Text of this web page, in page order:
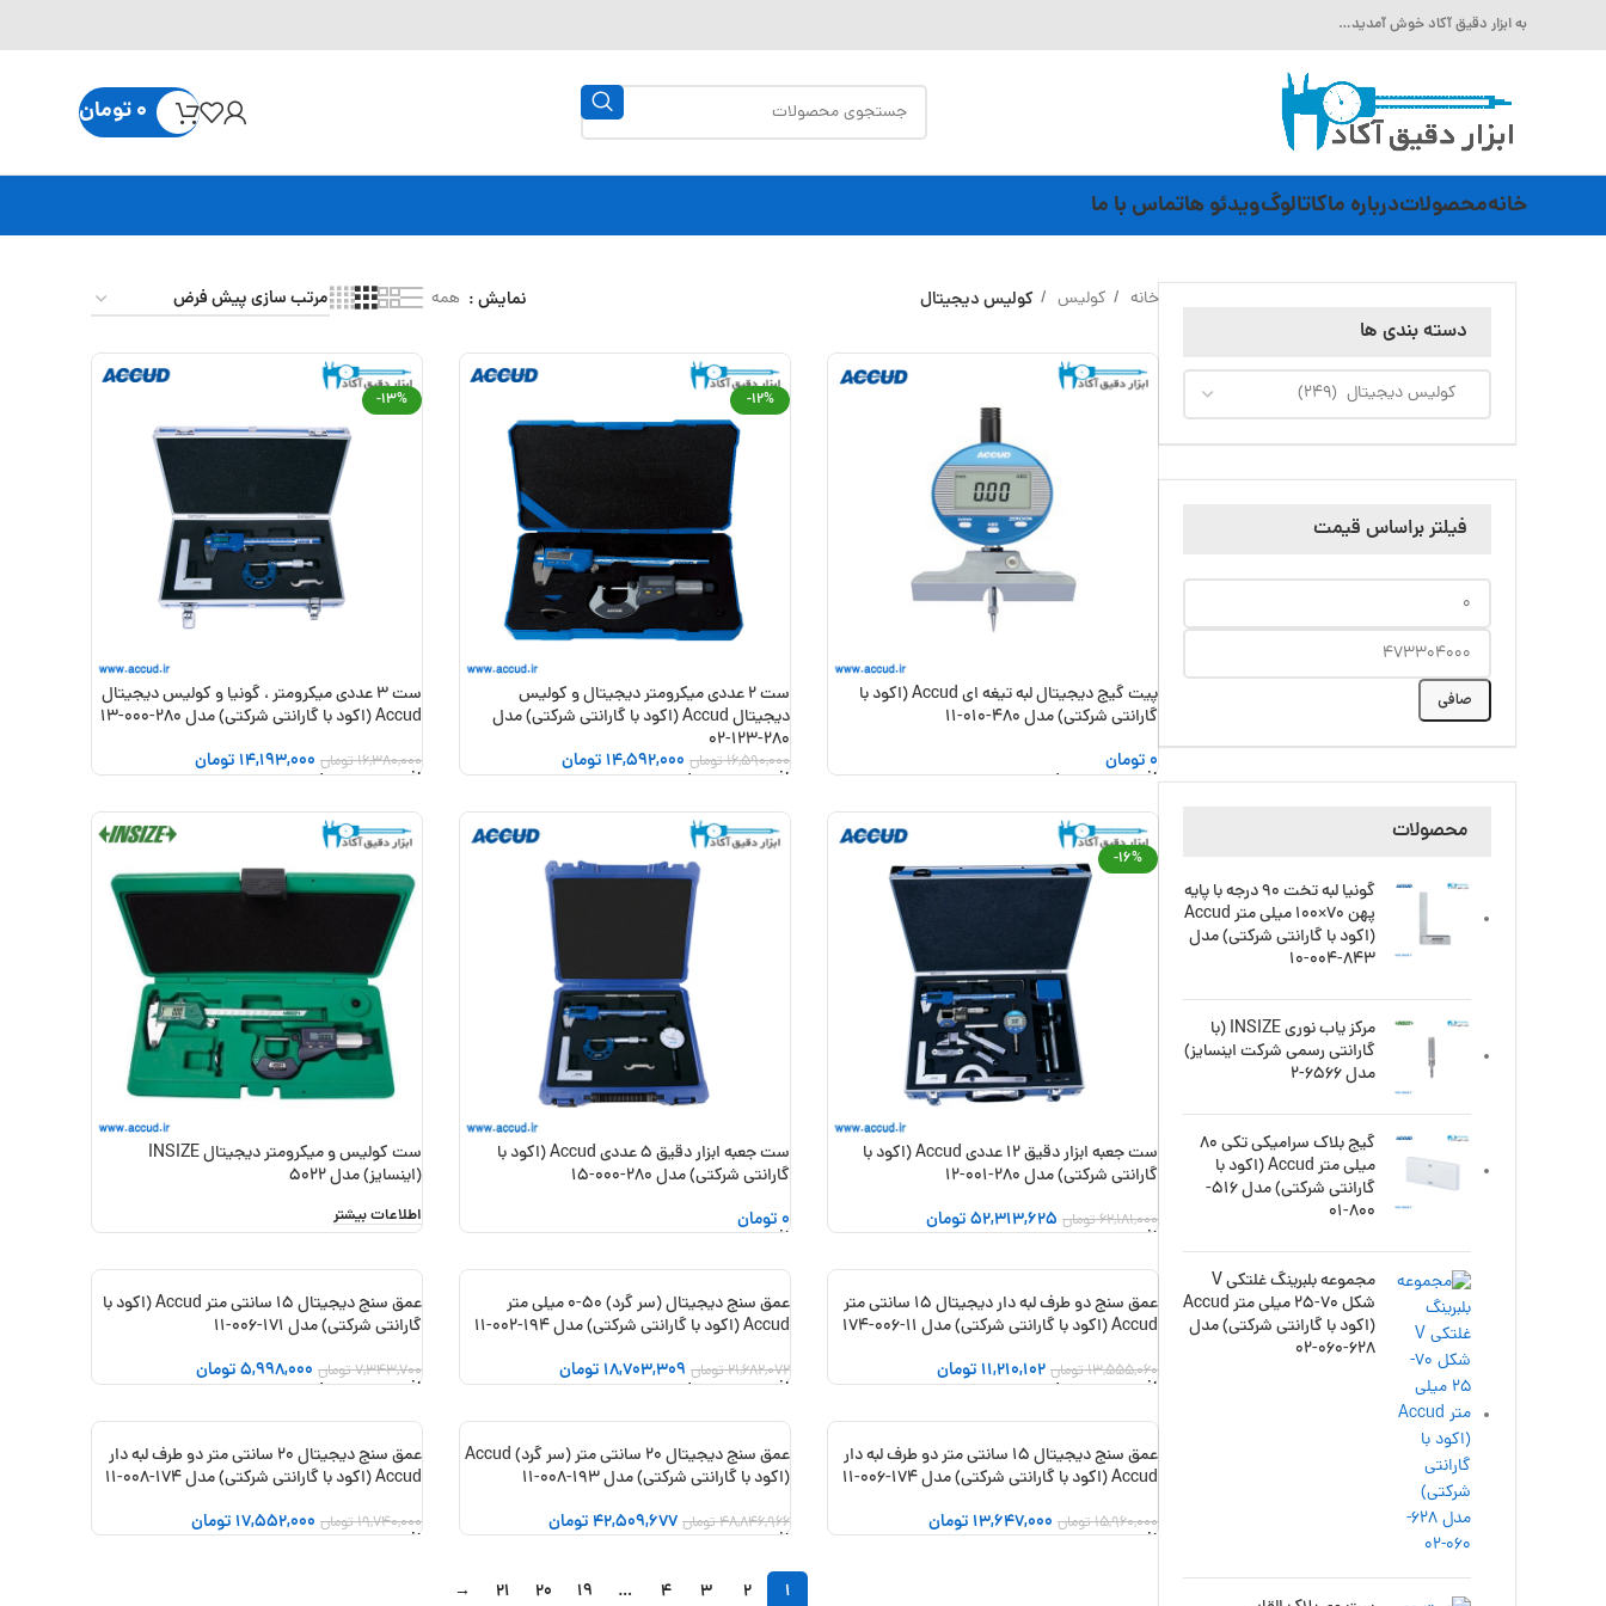
به ابزار دقیق آکاد خوش آمدید…
0تومان
خانهمحصولاتدرباره ماکاتالوگویدئو هاتماس با ما
دسته بندی ها
فیلتر براساس قیمت
صافی
محصولات
گونیا لبه تخت 90 درجه با پایه
پهن 70×100 میلی متر Accud
(اکود با گارانتی شرکتی) مدل
843-004-10
مرکز یاب نوری INSIZE (با
گارانتی رسمی شرکت اینسایز)
مدل 6566-2
گیج بلاک سرامیکی تکی 80
میلی متر Accud (اکود با
گارانتی شرکتی) مدل 516-
800-01
مجموعه بلبرینگ غلتکی V
شکل 70-25 میلی متر Accud
(اکود با گارانتی شرکتی) مدل
628-060-02
خانه کولیس کولیس دیجیتال نمایش همه
پیت گیج دیجیتال لبه تیغه ای Accud (اکود با
گارانتی شرکتی) مدل 480-010-11
0تومان
افزودن به سبد خرید
-12%
ست 2 عددی میکرومتر دیجیتال و کولیس
دیجیتال Accud (اکود با گارانتی شرکتی) مدل
280-123-02
16,590,000تومان 14,592,000 تومان
افزودن به سبد خرید
-13%
ست 3 عددی میکرومتر ، گونیا و کولیس دیجیتال
Accud (اکود با گارانتی شرکتی) مدل 280-000-13
16,380,000تومان 14,193,000 تومان
افزودن به سبد خرید
-16%
ست جعبه ابزار دقیق 12 عددی Accud (اکود با
گارانتی شرکتی) مدل 280-001-12
62,181,000تومان 52,313,625تومان
افزودن به سبد خرید
ست جعبه ابزار دقیق 5 عددی Accud (اکود با
گارانتی شرکتی) مدل 280-000-15
0تومان
افزودن به سبد خرید
ست کولیس و میکرومتر دیجیتال INSIZE
(اینسایز) مدل 5022
اطلاعات بیشتر
-17%
عمق سنج دو طرف لبه دار دیجیتال 15 سانتی متر
Accud (اکود با گارانتی شرکتی) مدل 11-006-174
13,555,060تومان 11,210,102 تومان
افزودن به سبد خرید
-14%
عمق سنج دیجیتال (سر گرد) 50-0 میلی متر
Accud (اکود با گارانتی شرکتی) مدل 194-002-11
21,682,072تومان 18,703,309 تومان
افزودن به سبد خرید
-18%
عمق سنج دیجیتال 15 سانتی متر Accud (اکود با
گارانتی شرکتی) مدل 171-006-11
7,343,700تومان 5,998,000تومان
افزودن به سبد خرید
-14%
عمق سنج دیجیتال 15 سانتی متر دو طرف لبه دار
Accud (اکود با گارانتی شرکتی) مدل 174-006-11
15,960,000تومان 13,647,000 تومان
افزودن به سبد خرید
-13%
عمق سنج دیجیتال 20 سانتی متر (سر گرد) Accud
(اکود با گارانتی شرکتی) مدل 193-008-11
48,846,966تومان 42,509,677تومان
افزودن به سبد خرید
-11%
عمق سنج دیجیتال 20 سانتی متر دو طرف لبه دار
Accud (اکود با گارانتی شرکتی) مدل 174-008-11
19,740,000تومان 17,552,000 تومان
افزودن به سبد خرید
1
2
3
4
…
19
20
21
→